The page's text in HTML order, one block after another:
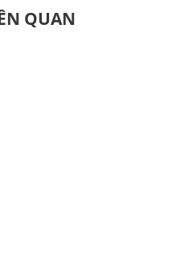
QUAN